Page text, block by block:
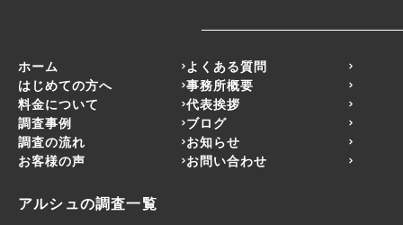
ホーム
はじめての方へ
料金について
調査事例
調査の流れ
お客様の声
よくある質問
事務所概要
代表挨拶
ブログ
お知らせ
お問い合わせ
アルシュの調査一覧